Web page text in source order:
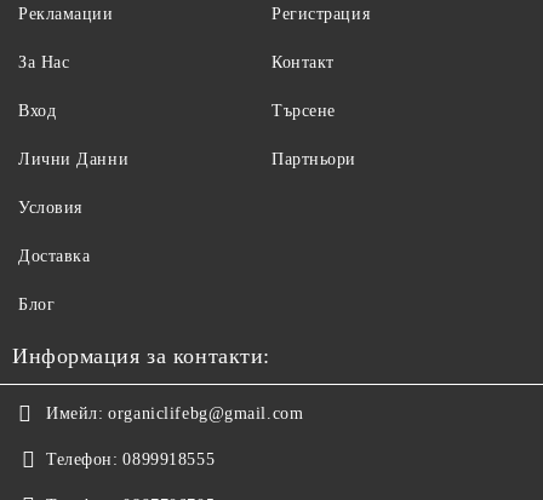
Рекламации
За Нас
Вход
Регистрация
Контакт
Търсене
Лични Данни
Условия
Доставка
Блог
Партньори
Информация за контакти:
Имейл: organiclifebg@gmail.com
Телефон: 0899918555